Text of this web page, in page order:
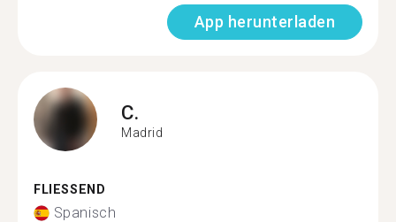
App herunterladen
C.
Madrid
FLIESSEND
Spanisch